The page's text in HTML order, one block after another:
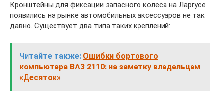
Кронштейны для фиксации запасного колеса на Ларгусе
появились на рынке автомобильных аксессуаров не так
давно. Существует два типа таких креплений:
Читайте также: Ошибки бортового
компьютера ВАЗ 2110: на заметку владельцам
«Десяток»